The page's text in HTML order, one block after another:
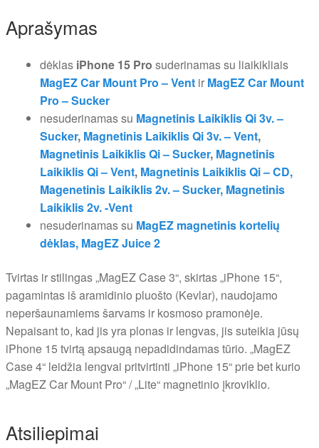
Aprašymas
dėklas iPhone 15 Pro suderinamas su liaikikliais
MagEZ Car Mount Pro – Vent ir MagEZ Car Mount
Pro – Sucker
nesuderinamas su Magnetinis Laikiklis Qi 3v. –
Sucker, Magnetinis Laikiklis Qi 3v. – Vent,
Magnetinis Laikiklis Qi – Sucker, Magnetinis
Laikiklis Qi – Vent, Magnetinis Laikiklis Qi – CD,
Magenetinis Laikiklis 2v. – Sucker, Magnetinis
Laikiklis 2v. -Vent
nesuderinamas su MagEZ magnetinis kortelių
dėklas, MagEZ Juice 2
Tvirtas ir stilingas „MagEZ Case 3“, skirtas „iPhone 15“,
pagamintas iš aramidinio pluošto (Kevlar), naudojamo
neperšaunamiems šarvams ir kosmoso pramonėje.
Nepaisant to, kad jis yra plonas ir lengvas, jis suteikia jūsų
iPhone 15 tvirtą apsaugą nepadidindamas tūrio. „MagEZ
Case 4“ leidžia lengvai pritvirtinti „iPhone 15“ prie bet kurio
„MagEZ Car Mount Pro“ / „Lite“ magnetinio įkroviklio.
Atsiliepimai